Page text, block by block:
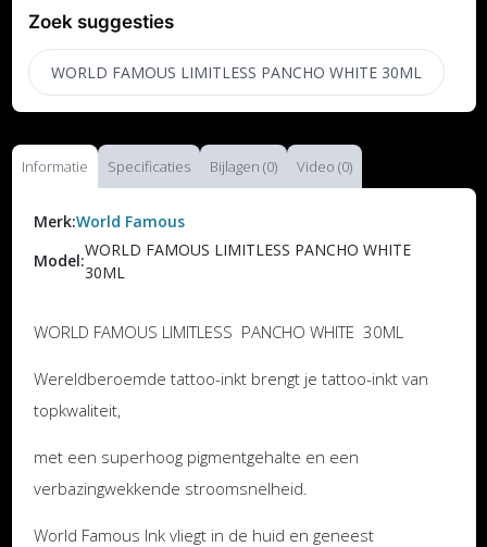
Zoek suggesties
WORLD FAMOUS LIMITLESS PANCHO WHITE 30ML
Informatie Specificaties Bijlagen (0) Video (0)
Merk:World Famous
Model:
WORLD FAMOUS LIMITLESS PANCHO WHITE
30ML
WORLD FAMOUS LIMITLESS PANCHO WHITE 30ML
Wereldberoemde tattoo-inkt brengt je tattoo-inkt van
topkwaliteit,
met een superhoog pigmentgehalte en een
verbazingwekkende stroomsnelheid.
World Famous Ink vliegt in de huid en geneest